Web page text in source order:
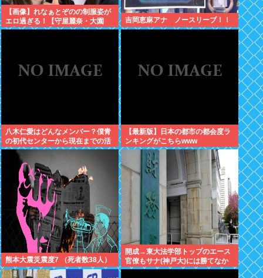
【画像】れなぁとぞのの制服姿が
エロ過ぎる！【守屋麗奈・大園
玲】【櫻坂46】
吉岡恵麻アナ ノースリーブ！！
八木仁愛はどんなメンバー？僕青
の初代センターから現在までの活
動を紹介
【最新版】日本の都市の都会度ラ
ンキングがこちらwww
熊本大震災震度7 （死者数38人）
開成→東大法学部トップのエース
官僚もサナ(神戸大)には勝てなか
ったよ…